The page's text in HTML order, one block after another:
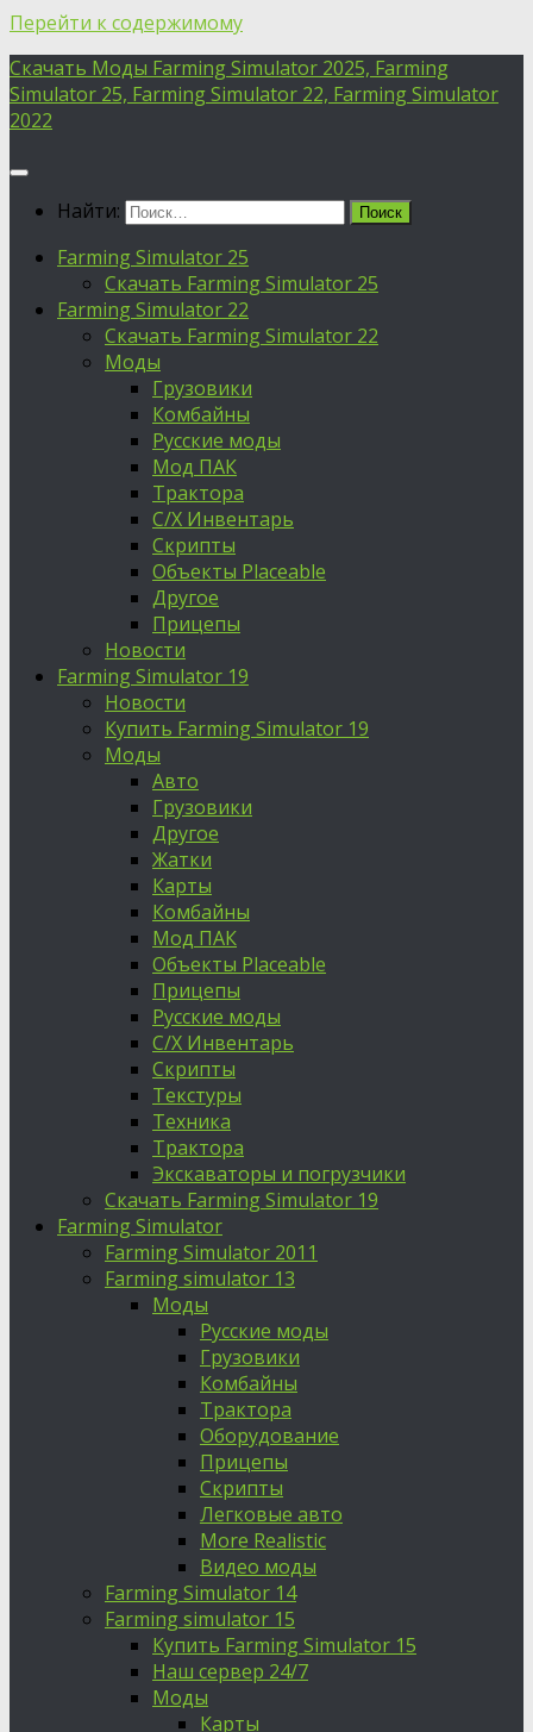
Перейти к содержимому
Скачать Моды Farming Simulator 2025, Farming
Simulator 25, Farming Simulator 22, Farming Simulator
2022
Найти:
Farming Simulator 25
Скачать Farming Simulator 25
Farming Simulator 22
Скачать Farming Simulator 22
Моды
Грузовики
Комбайны
Русские моды
Мод ПАК
Трактора
С/Х Инвентарь
Скрипты
Объекты Placeable
Другое
Прицепы
Новости
Farming Simulator 19
Новости
Купить Farming Simulator 19
Моды
Авто
Грузовики
Другое
Жатки
Карты
Комбайны
Мод ПАК
Объекты Placeable
Прицепы
Русские моды
С/Х Инвентарь
Скрипты
Текстуры
Техника
Трактора
Экскаваторы и погрузчики
Скачать Farming Simulator 19
Farming Simulator
Farming Simulator 2011
Farming simulator 13
Моды
Русские моды
Грузовики
Комбайны
Трактора
Оборудование
Прицепы
Скрипты
Легковые авто
More Realistic
Видео моды
Farming Simulator 14
Farming simulator 15
Купить Farming Simulator 15
Наш сервер 24/7
Моды
Карты